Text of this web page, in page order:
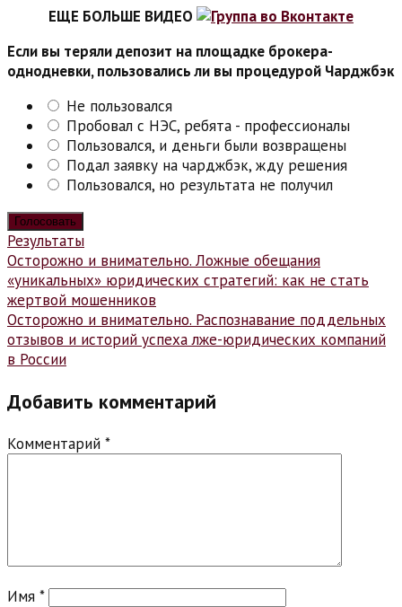
ЕЩЕ БОЛЬШЕ ВИДЕО
Если вы теряли депозит на площадке брокера-
однодневки, пользовались ли вы процедурой Чарджбэк
Не пользовался
Пробовал с НЭС, ребята - профессионалы
Пользовался, и деньги были возвращены
Подал заявку на чарджбэк, жду решения
Пользовался, но результата не получил
Результаты
Навигация
по
записям
Осторожно и внимательно. Ложные обещания
«уникальных» юридических стратегий: как не стать
жертвой мошенников
Осторожно и внимательно. Распознавание поддельных
отзывов и историй успеха лже-юридических компаний
в России
Добавить комментарий
Комментарий *
Имя *